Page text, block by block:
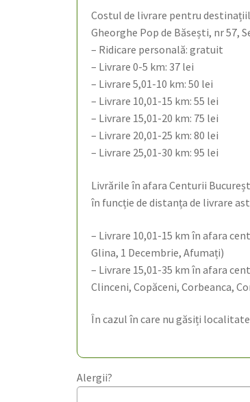
Costul de livrare pentru
Gheorghe Pop de Băsești, nr 57,
– Ridicare personală: gratuit
– Livrare 0-5 km: 37 lei
– Livrare 5,01-10 km: 50 lei
– Livrare 10,01-15 km: 55 lei
– Livrare 15,01-20 km: 75 lei
– Livrare 20,01-25 km: 80 lei
– Livrare 25,01-30 km: 95 lei
Livrările în afara Centurii
în funcție de distanța de livrare
– Livrare 10,01-15 km în afara
Glina, 1 Decembrie, Afumați)
– Livrare 15,01-35 km în afara
Clinceni, Copăceni, Corbeanca,
În cazul în care nu găsiți
Alergii?